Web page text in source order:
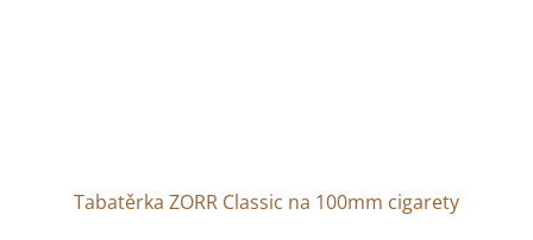
Tabatěrka ZORR Classic na 100mm cigarety